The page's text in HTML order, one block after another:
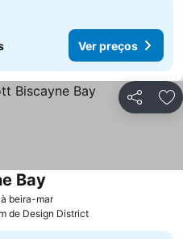
Ver preços
Partilhar
beira-mar
Bay
de Design District